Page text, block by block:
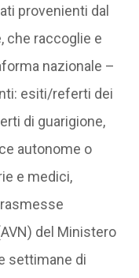
provenienti dal
che raccoglie e
nazionale –
esiti/referti dei
di guarigione,
autonome o
e medici,
del Ministero
settimane di